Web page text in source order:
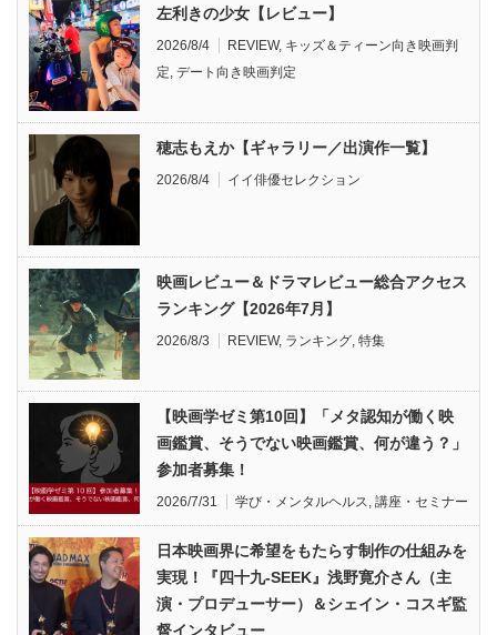
左利きの少女【レビュー】
2026/8/4 REVIEW, キッズ＆ティーン向き映画判
定, デート向き映画判定
穂志もえか【ギャラリー／出演作一覧】
2026/8/4 イイ俳優セレクション
映画レビュー＆ドラマレビュー総合アクセス
ランキング【2026年7月】
2026/8/3 REVIEW, ランキング, 特集
【映画学ゼミ第10回】「メタ認知が働く映
画鑑賞、そうでない映画鑑賞、何が違う？」
参加者募集！
2026/7/31 学び・メンタルヘルス, 講座・セミナー
日本映画界に希望をもたらす制作の仕組みを
実現！『四十九-SEEK』浅野寛介さん（主
演・プロデューサー）＆シェイン・コスギ監
督インタビュー